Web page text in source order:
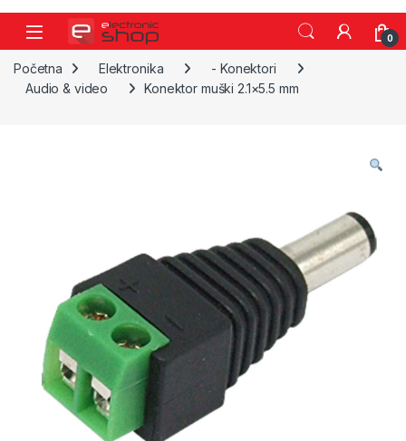
Skip to navigation
Skip to content
0
Početna Elektronika
- Konektori
Audio & video
Konektor muški 2.1×5.5 mm